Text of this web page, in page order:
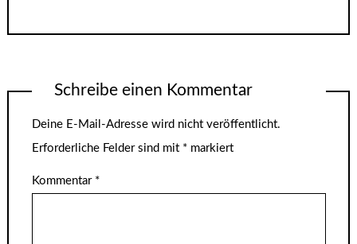
Schreibe einen Kommentar
Deine E-Mail-Adresse wird nicht veröffentlicht.
Erforderliche Felder sind mit *markiert
Kommentar *